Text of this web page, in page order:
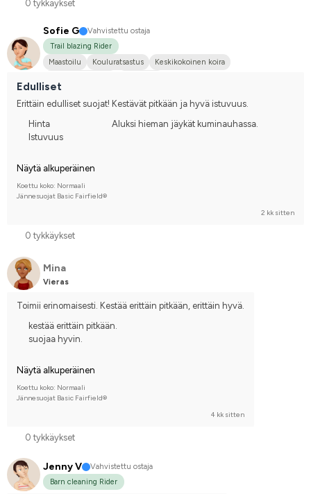
0 tykkäykset
Sofie G
Vahvistettu ostaja
Trail blazing Rider
Maastoilu
Kouluratsastus
Keskikokoinen koira
Edulliset
Erittäin edulliset suojat! Kestävät pitkään ja hyvä istuvuus.
Hinta
Istuvuus
Aluksi hieman jäykät kuminauhassa.
Näytä alkuperäinen
Koettu koko: Normaali
Jännesuojat Basic Fairfield®
2 kk sitten
0 tykkäykset
Mina
Vieras
Toimii erinomaisesti. Kestää erittäin pitkään, erittäin hyvä.
kestää erittäin pitkään.
suojaa hyvin.
Näytä alkuperäinen
Koettu koko: Normaali
Jännesuojat Basic Fairfield®
4 kk sitten
0 tykkäykset
Jenny V
Vahvistettu ostaja
Barn cleaning Rider